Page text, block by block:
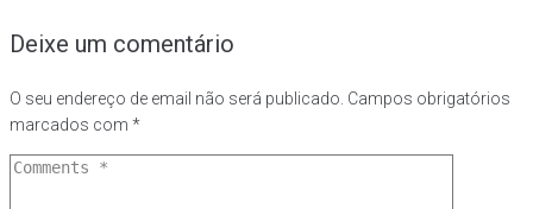
Deixe um comentário
O seu endereço de email não será publicado. Campos obrigatórios
marcados com *